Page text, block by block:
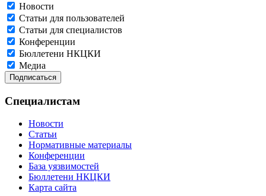
Новости
Статьи для пользователей
Статьи для специалистов
Конференции
Бюллетени НКЦКИ
Медиа
Специалистам
Новости
Статьи
Нормативные материалы
Конференции
База уязвимостей
Бюллетени НКЦКИ
Карта сайта